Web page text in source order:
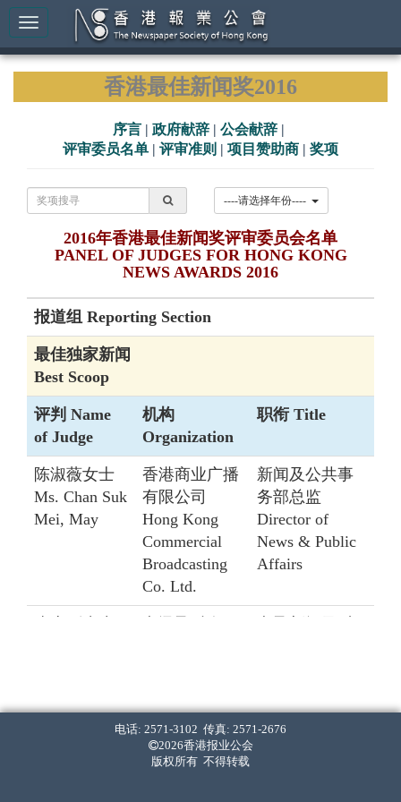
香港最佳新闻奖2016
序言 | 政府献辞 | 公会献辞 |
评审委员名单 | 评审准则 | 项目赞助商 | 奖项
2016年香港最佳新闻奖评审委员会名单
PANEL OF JUDGES FOR HONG KONG
NEWS AWARDS 2016
报道组 Reporting Section
最佳独家新闻
Best Scoop
评判 Name
of Judge
机构
Organization
职衔 Title
陈淑薇女士
Ms. Chan Suk
Mei, May
香港商业广播
有限公司
Hong Kong
Commercial
Broadcasting
Co. Ltd.
新闻及公共事
务部总监
Director of
News & Public
Affairs
President -
News &
电话: 2571-3102 传真: 2571-2676
2026香港报业公会
版权所有 不得转载